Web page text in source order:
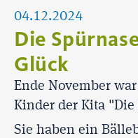
04.12.2024
Die
Glück
Ende November
Kinder der Kita "Die
Sie haben ein